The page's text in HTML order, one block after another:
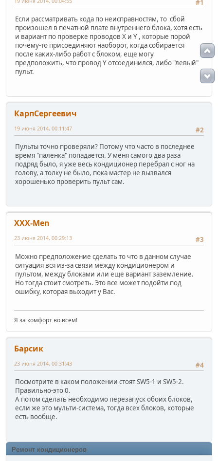
#1
Если рассматривать кода по неисправностям, то сбой
произошел в печатной плате внутреннего блока, хотя есть
и вариант по проверке проводов X и Y , которые порой
почему-то присоединяют наоборот, когда собирается
после каких-либо работ с блоком, еще могу
предположить, что провод Y отсоединился, либо "левый"
пульт.
КарпСергеевич
#2
19 июня 2014, 00:11:47
Пульты точно проверяли? Потому что часто в последнее
время "паленка" попадается. У меня самого два раза
подряд было, я уже весь кондиционер перебрал с ног на
голову, а толку не было, пока мастер не вызвался
хорошенько проверить пульт сам.
XXX-Men
#3
23 июня 2014, 00:29:13
Можно предположение сделать то что в данном случае
ситуация вся из-за связи между кондиционером и
пультом, между блоками или еще вариант заземление.
Но тогда стоит смотреть. Это все может подойти под
ошибку, которая выходит у Вас.
Я за комфорт во всем!
Барсик
#4
23 июня 2014, 00:31:43
Посмотрите в каком положении стоят SW5-1 и SW5-2.
Правильно-это 0.
А потом сделать необходимо перезапуск обоих блоков,
если же это мульти-система, тогда всех блоков, которые
есть вообще.
Ремонт кондиционеров